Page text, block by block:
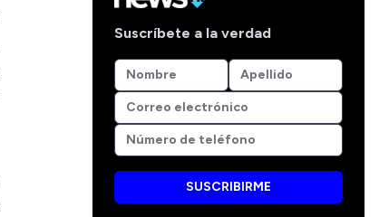
Suscríbete a la verdad
SUSCRIBIRME